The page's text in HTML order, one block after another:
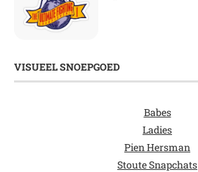
VISUEEL SNOEPGOED
Babes
Ladies
Pien Hersman
Stoute Snapchats